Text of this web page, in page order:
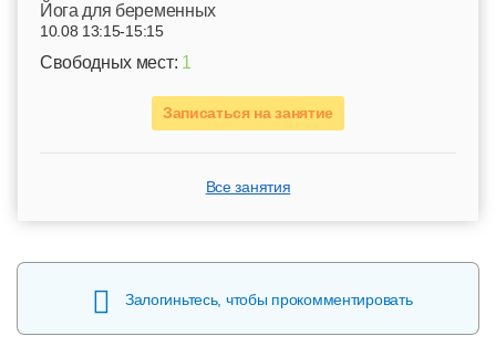
Йога для беременных
10.08 13:15-15:15
Свободных мест: 1
Записаться на занятие
Все занятия
Залогиньтесь, чтобы прокомментировать